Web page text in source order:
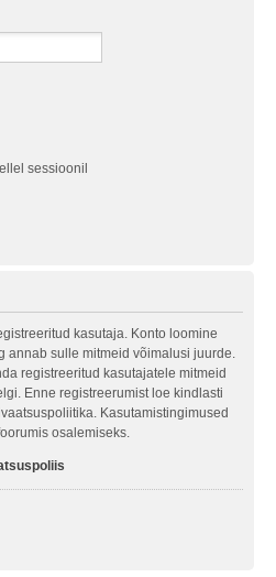
sessioonil
kasutaja. Konto loomine
annab sulle mitmeid võimalusi juurde.
registreeritud kasutajatele mitmeid
Enne registreerumist loe kindlasti
Kasutamistingimused
osalemiseks.